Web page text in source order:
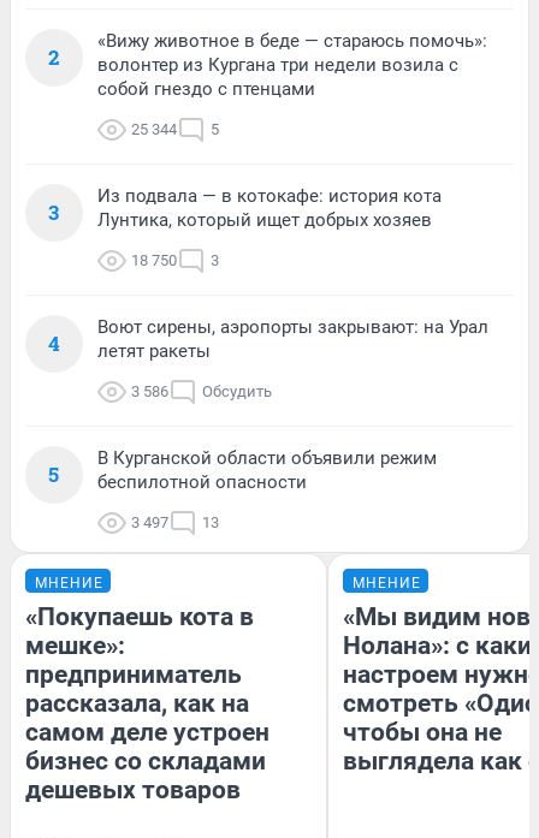
2
«Вижу животное в беде — стараюсь помочь»:
волонтер из Кургана три недели возила с
собой гнездо с птенцами
25 344 5
3
Из подвала — в котокафе: история кота
Лунтика, который ищет добрых хозяев
18 750 3
4
Воют сирены, аэропорты закрывают: на Урал
летят ракеты
3 586 Обсудить
5
В Курганской области объявили режим
беспилотной опасности
3 497 13
МНЕНИЕ
«Покупаешь кота в
мешке»:
предприниматель
рассказала, как на
самом деле устроен
бизнес со складами
дешевых товаров
МНЕНИЕ
«Мы видим
Нолана»: с
настроем
смотреть
чтобы она не
выглядела как